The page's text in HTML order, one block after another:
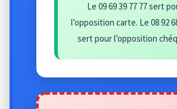
Le 09 69 39 77 77 sert
l’opposition carte. Le 08 92
sert pour l’opposition